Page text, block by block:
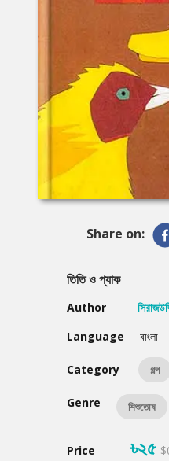
Share on:
তিতি ও প্যাক
Author
Language
বাংলা
Category গল্প
Genre শিশুতোষ
Price ৳২৫